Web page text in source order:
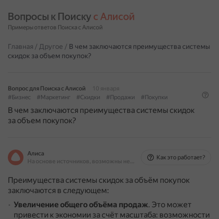
Вопросы к Поиску с Алисой
Примеры ответов Поиска с Алисой
Главная / Другое / В чем заключаются преимущества системы
скидок за объем покупок?
Вопрос для Поиска с Алисой
10 января
#Бизнес
#Маркетинг #Скидки #Продажи #Покупки
В чем заключаются преимущества системы скидок
за объем покупок?
Алиса
На основе источников, возможны неточности
Как это работает?
Преимущества системы скидок за объём покупок
заключаются в следующем:
Увеличение общего объёма продаж. Это может
привести к экономии за счёт масштаба: возможности